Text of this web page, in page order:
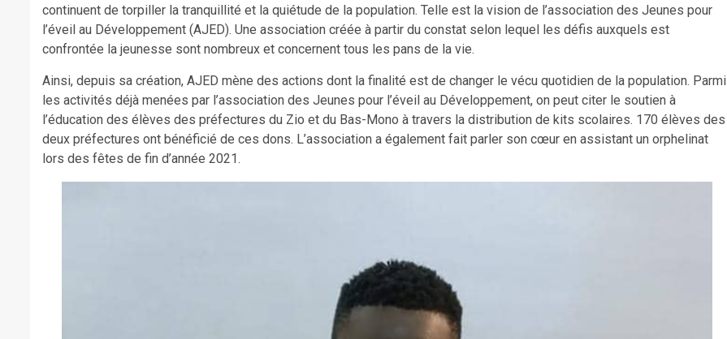
continuent de torpiller la tranquillité et la quiétude de la population. Telle est la vision de l’association des Jeunes pour
l’éveil au Développement (AJED). Une association créée à partir du constat selon lequel les défis auxquels est
confrontée la jeunesse sont nombreux et concernent tous les pans de la vie.
Ainsi, depuis sa création, AJED mène des actions dont la finalité est de changer le vécu quotidien de la population. Parmi
les activités déjà menées par l’association des Jeunes pour l’éveil au Développement, on peut citer le soutien à
l’éducation des élèves des préfectures du Zio et du Bas-Mono à travers la distribution de kits scolaires. 170 élèves des
deux préfectures ont bénéficié de ces dons. L’association a également fait parler son cœur en assistant un orphelinat
lors des fêtes de fin d’année 2021.